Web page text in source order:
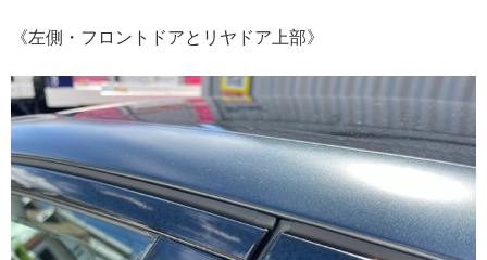
《左側・フロントドアとリヤドア上部》